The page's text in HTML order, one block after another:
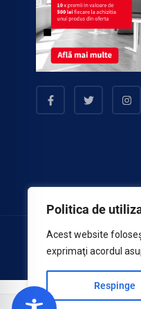
Politica de
Acest website
exprimaţi acordul
Respinge
@ 2026 Copyright